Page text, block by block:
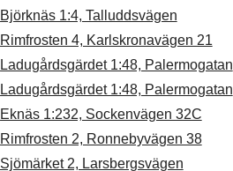
Björknäs 1:4, Talluddsvägen
Rimfrosten 4, Karlskronavägen 21
Ladugårdsgärdet 1:48, Palermogatan
Ladugårdsgärdet 1:48, Palermogatan
Eknäs 1:232, Sockenvägen 32C
Rimfrosten 2, Ronnebyvägen 38
Sjömärket 2, Larsbergsvägen